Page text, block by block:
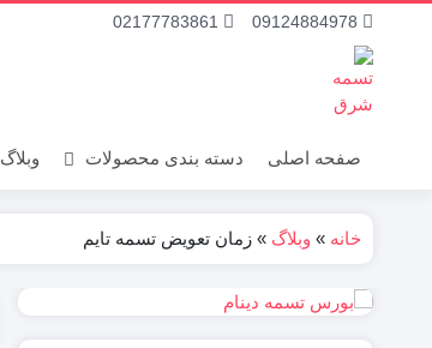
صفحه اصلی دسته بندی محصولات وبلاگ
خانه » وبلاگ » زمان تعویض تسمه تایم